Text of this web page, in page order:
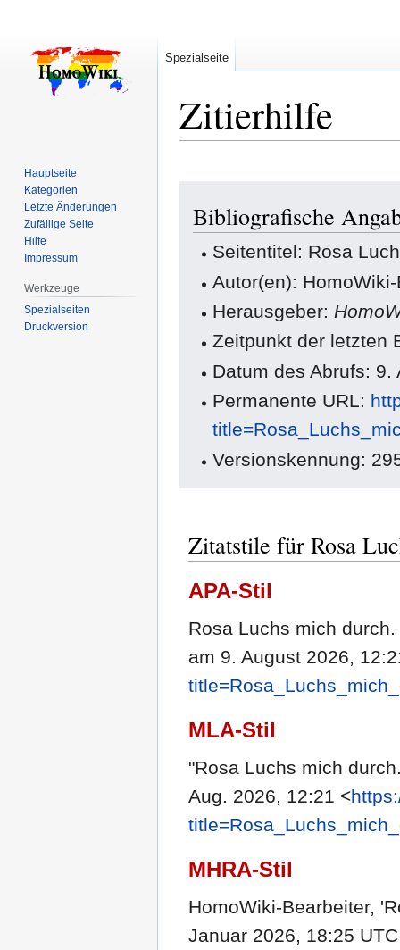
Zitierhilfe
Navigation
springen
Suche
springen
Bibliografische
Seitentitel: Rosa
Autor(en):
Herausgeber:
Zeitpunkt der letzten
Datum des Abrufs:
Permanente URL:
Versionskennung:
Zitatstile für Rosa
APA-Stil
Rosa Luchs mich
am 9. August 2026,
MLA-Stil
"Rosa Luchs mich
Aug. 2026, 12:21 <
MHRA-Stil
HomoWiki-Bearbeiter,
Januar 2026, 18:25
Spezialseite
Hauptseite
Kategorien
Letzte Änderungen
Zufällige Seite
Hilfe
Impressum
Werkzeuge
Spezialseiten
Druckversion